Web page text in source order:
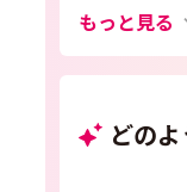
もっと見る
どの